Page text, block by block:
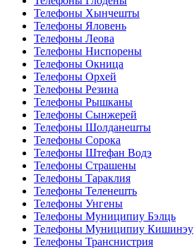
Телефоны Хынчешты
Телефоны Яловень
Телефоны Леова
Телефоны Ниспорены
Телефоны Окница
Телефоны Орхей
Телефоны Резина
Телефоны Рышканы
Телефоны Сынжерей
Телефоны Шолданешты
Телефоны Сорока
Телефоны Штефан Водэ
Телефоны Страшены
Телефоны Тараклия
Телефоны Теленешть
Телефоны Унгены
Телефоны Муниципиу Бэлць
Телефоны Муниципиу Кишинэу
Телефоны Транснистрия